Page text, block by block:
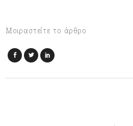
Μοιραστείτε το άρθρο